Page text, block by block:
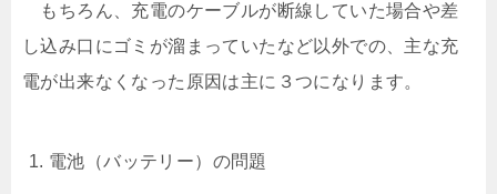
もちろん、充電のケーブルが断線していた場合や差
し込み口にゴミが溜まっていたなど以外での、主な充
電が出来なくなった原因は主に３つになります。
電池（バッテリー）の問題